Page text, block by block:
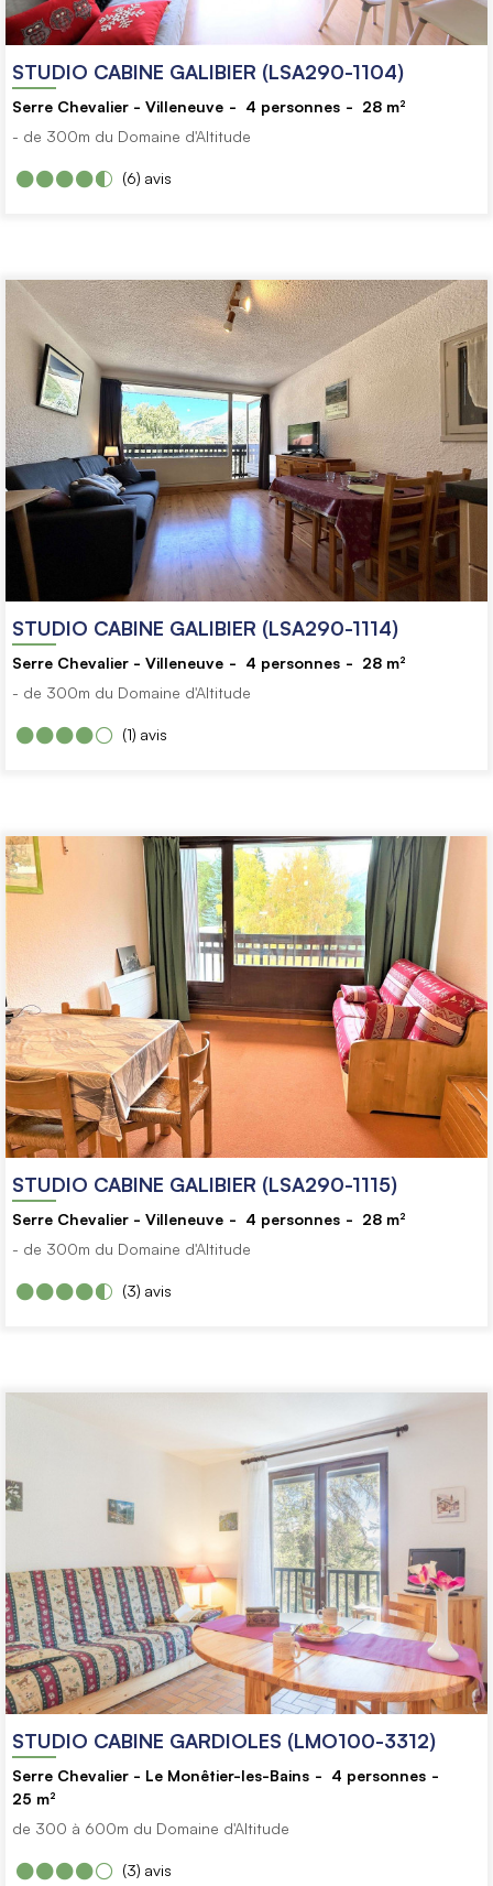
STUDIO CABINE GALIBIER (LSA290-1104)
Serre Chevalier - Villeneuve 4 personnes 28 m²
- de 300m du Domaine d'Altitude
avis
(6)
STUDIO CABINE GALIBIER (LSA290-1114)
Serre Chevalier - Villeneuve 4 personnes 28 m²
- de 300m du Domaine d'Altitude
avis
(1)
STUDIO CABINE GALIBIER (LSA290-1115)
Serre Chevalier - Villeneuve 4 personnes 28 m²
- de 300m du Domaine d'Altitude
avis
(3)
STUDIO CABINE GARDIOLES (LMO100-3312)
Serre Chevalier - Le Monêtier-les-Bains 4 personnes
25 m²
de 300 à 600m du Domaine d'Altitude
avis
(3)